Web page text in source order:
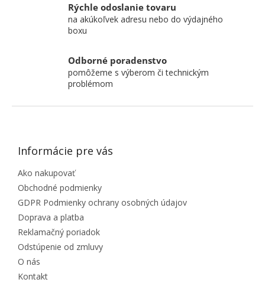
Rýchle odoslanie tovaru
na akúkoľvek adresu nebo do výdajného
boxu
Odborné poradenstvo
pomôžeme s výberom či technickým
problémom
ZÁPÄTIE
Informácie pre vás
Ako nakupovať
Obchodné podmienky
GDPR Podmienky ochrany osobných údajov
Doprava a platba
Reklamačný poriadok
Odstúpenie od zmluvy
O nás
Kontakt